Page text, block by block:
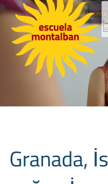
Granada,